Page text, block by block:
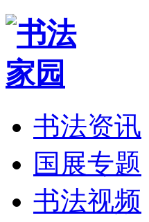
书法资讯
国展专题
书法视频